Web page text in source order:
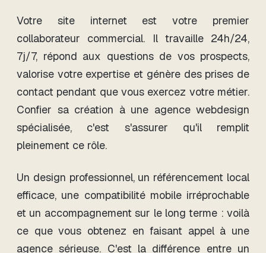
Votre site internet est votre premier
collaborateur commercial. Il travaille 24h/24,
7j/7, répond aux questions de vos prospects,
valorise votre expertise et génère des prises de
contact pendant que vous exercez votre métier.
Confier sa création à une agence webdesign
spécialisée, c'est s'assurer qu'il remplit
pleinement ce rôle.
Un design professionnel, un référencement local
efficace, une compatibilité mobile irréprochable
et un accompagnement sur le long terme : voilà
ce que vous obtenez en faisant appel à une
agence sérieuse. C'est la différence entre un